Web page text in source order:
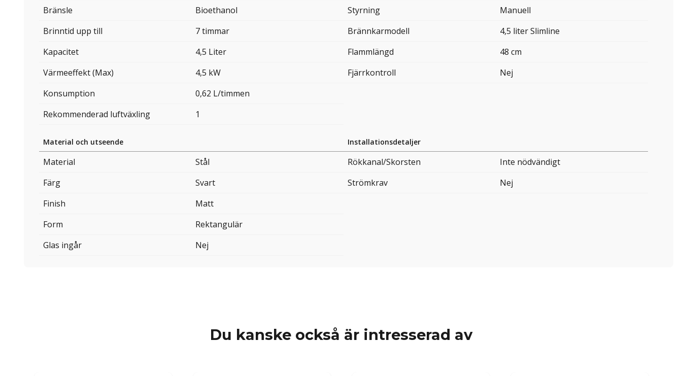
Bränsle
Bioethanol
Brinntid upp till
7 timmar
Kapacitet
4,5 Liter
Värmeeffekt (Max)
4,5 kW
Konsumption
0,62 L/timmen
Rekommenderad luftväxling
1
Styrning
Manuell
Brännkarmodell
4,5 liter Slimline
Flammlängd
48 cm
Fjärrkontroll
Nej
Material och utseende
Material
Stål
Färg
Svart
Finish
Matt
Form
Rektangulär
Glas ingår
Nej
Installationsdetaljer
Rökkanal/Skorsten
Inte nödvändigt
Strömkrav
Nej
Du kanske också är intresserad av